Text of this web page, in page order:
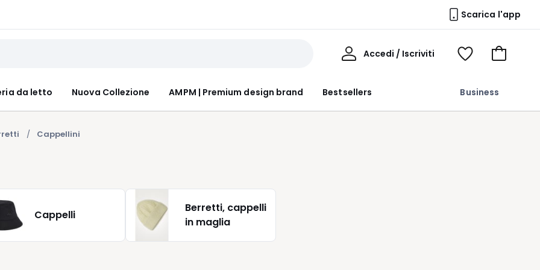
Scarica l'app
da letto Nuova Collezione AMPM | Premium design brand Bestsellers Business
Accedi / Iscriviti
Voir
Vai
Cappellini
Cappelli
Berretti, cappelli
in maglia